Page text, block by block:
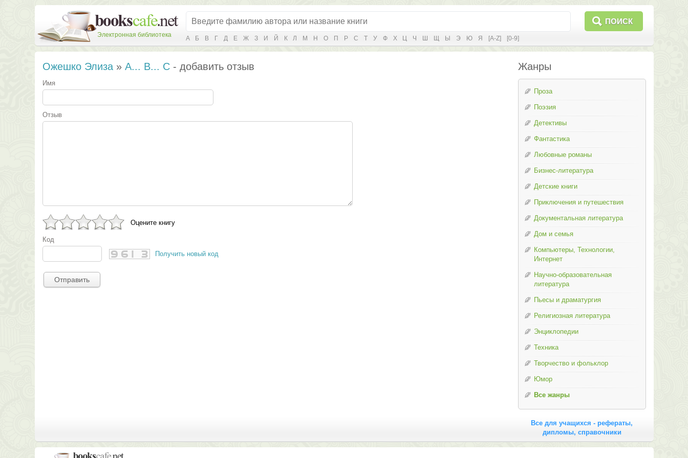
Электронная библиотека
ПОИСК
А Б В Г Д Е Ж З И Й К Л М Н О П Р С Т У Ф Х Ц Ч Ш Щ Ы Э Ю Я [A-Z] [0-9]
Ожешко Элиза» А... В... С- добавить отзыв
Имя
Отзыв
Оцените книгу
Код
Получить новый код
Отправить
Жанры
Проза
Поэзия
Детективы
Фантастика
Любовные романы
Бизнес-литература
Детские книги
Приключения и путешествия
Документальная литература
Дом и семья
Компьютеры, Технологии,
Интернет
Научно-образовательная
литература
Пьесы и драматургия
Религиозная литература
Энциклопедии
Техника
Творчество и фольклор
Юмор
Все жанры
Все для учащихся - рефераты,
дипломы, справочники